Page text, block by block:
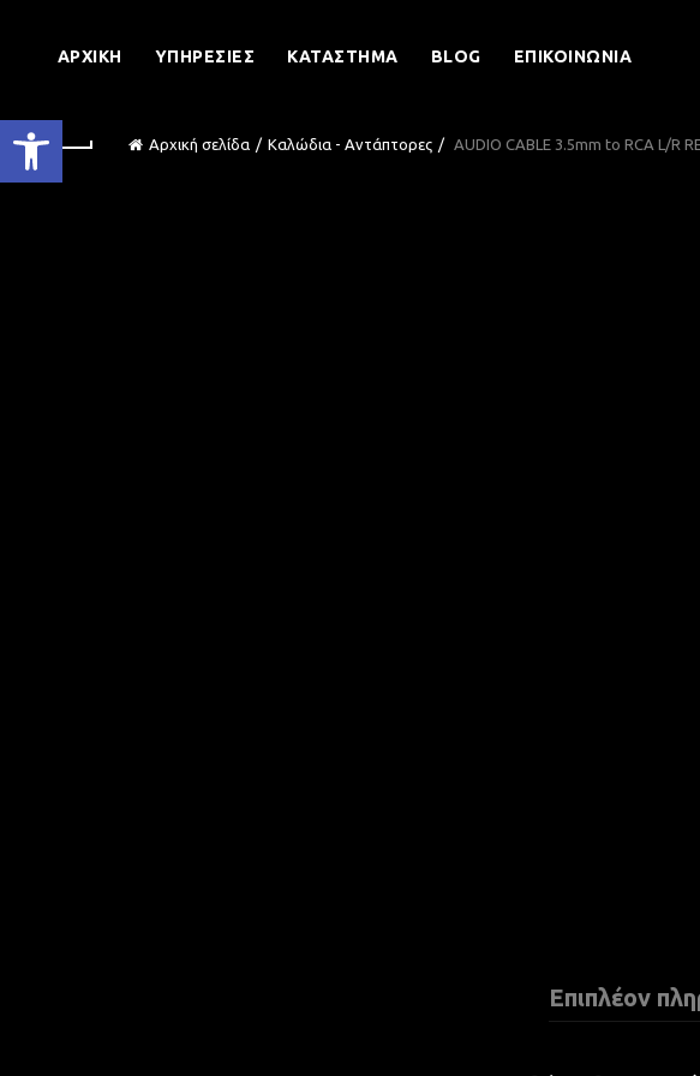
Ανοίξτε τη γραμμή εργαλείων
ΑΡΧΙΚΉ ΥΠΗΡΕΣΊΕΣ ΚΑΤΆΣΤΗΜΑ BLOG ΕΠΙΚΟΙΝΩΝΊΑ
Αρχική σελίδα Καλώδια - Αντάπτορες AUDIO CABLE 3.5mm to RCA L/R
Επιπλέον